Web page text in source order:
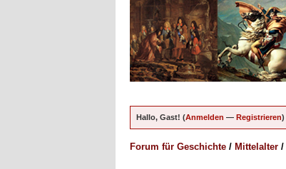
Hallo, Gast! (Anmelden — Registrieren)
Forum für Geschichte / Mittelalter /